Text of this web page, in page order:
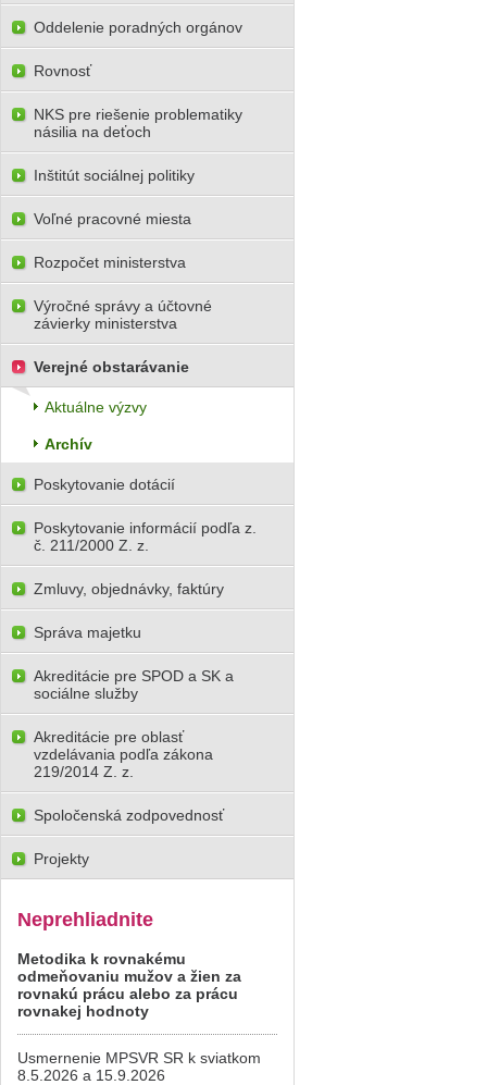
Oddelenie poradných orgánov
Rovnosť
NKS pre riešenie problematiky
násilia na deťoch
Inštitút sociálnej politiky
Voľné pracovné miesta
Rozpočet ministerstva
Výročné správy a účtovné
závierky ministerstva
Verejné obstarávanie
Aktuálne výzvy
Archív
Poskytovanie dotácií
Poskytovanie informácií podľa z.
č. 211/2000 Z. z.
Zmluvy, objednávky, faktúry
Správa majetku
Akreditácie pre SPOD a SK a
sociálne služby
Akreditácie pre oblasť
vzdelávania podľa zákona
219/2014 Z. z.
Spoločenská zodpovednosť
Projekty
Neprehliadnite
Metodika k rovnakému
odmeňovaniu mužov a žien za
rovnakú prácu alebo za prácu
rovnakej hodnoty
Usmernenie MPSVR SR k sviatkom
8.5.2026 a 15.9.2026